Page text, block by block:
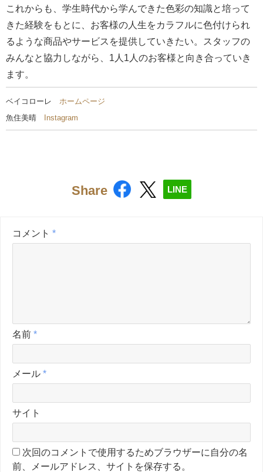
これからも、学生時代から学んできた色彩の知識と培って
きた経験をもとに、お客様の人生をカラフルに色付けられ
るような商品やサービスを提供していきたい。スタッフの
みんなと協力しながら、1人1人のお客様と向き合っていき
ます。
ベイコローレ ホームページ
魚住美晴 Instagram
Share LINE
コメント *
名前 *
メール *
サイト
次回のコメントで使用するためブラウザーに自分の名
前、メールアドレス、サイトを保存する。